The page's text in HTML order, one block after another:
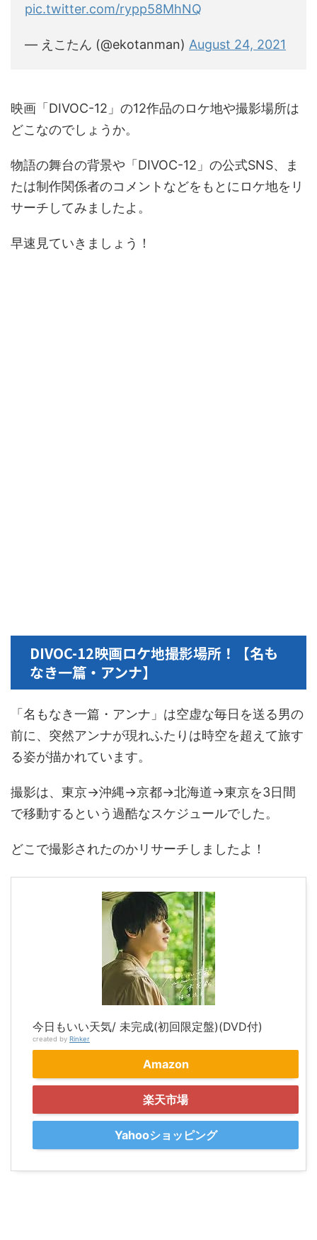
pic.twitter.com/rypp58MhNQ
— えこたん (@ekotanman) August 24, 2021
映画「DIVOC-12」の12作品のロケ地や撮影場所は
どこなのでしょうか。
物語の舞台の背景や「DIVOC-12」の公式SNS、ま
たは制作関係者のコメントなどをもとにロケ地をリ
サーチしてみましたよ。
早速見ていきましょう！
DIVOC-12映画ロケ地撮影場所！【名も
なき一篇・アンナ】
「名もなき一篇・アンナ」は空虚な毎日を送る男の
前に、突然アンナが現れふたりは時空を超えて旅す
る姿が描かれています。
撮影は、東京→沖縄→京都→北海道→東京を3日間
で移動するという過酷なスケジュールでした。
どこで撮影されたのかリサーチしましたよ！
今日もいい天気/ 未完成(初回限定盤)(DVD付)
created by Rinker
Amazon
楽天市場
Yahooショッピング